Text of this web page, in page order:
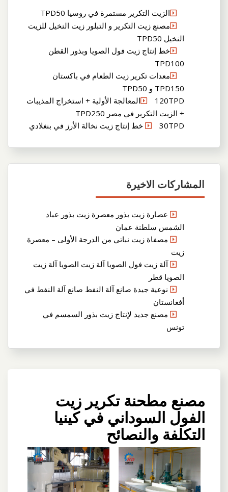
الزيت التكرير مستمرة في روسيا TPD50
مصنع زيت التكرير و التبلور زيت النخيل للزيت
النخيل TPD50
خط إنتاج زيت فول الصويا وبذور القطن
TPD100
معدات تكرير زيت الطعام في باكستان
TPD150 و TPD50
120TPDالمعالجة الأولية + استخراج المذيبات
+ الزيت التكرير في مصر TPD250
30TPD خط إنتاج زيت نخالة الأرز في بنغلادي
المشاركات الاخيرة
عصارة زيت بذور معصرة زيت بذور عباد
الشمس سلطنة عمان
مصفاة زيت نباتي من الدرجة الأولى – معصرة
زيت
آلة زيت فول الصويا آلة زيت الصويا آلة زيت
الصويا قطر
نوعية جيدة صانع آلة النفط صانع آلة النفط في
أفغانستان
مصنع جديد لإنتاج زيت بذور السمسم في
تونس
مصنع مطحنة تكرير زيت
الفول السوداني في كينيا
التكلفة والنصائح